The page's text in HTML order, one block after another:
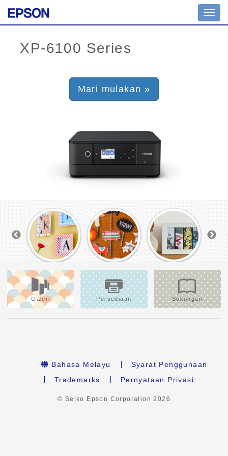
Mari mulakan »
Galeri Persediaan Sokongan
Bahasa Melayu
Syarat Penggunaan
Trademarks
Pernyataan Privasi
© Seiko Epson Corporation2026